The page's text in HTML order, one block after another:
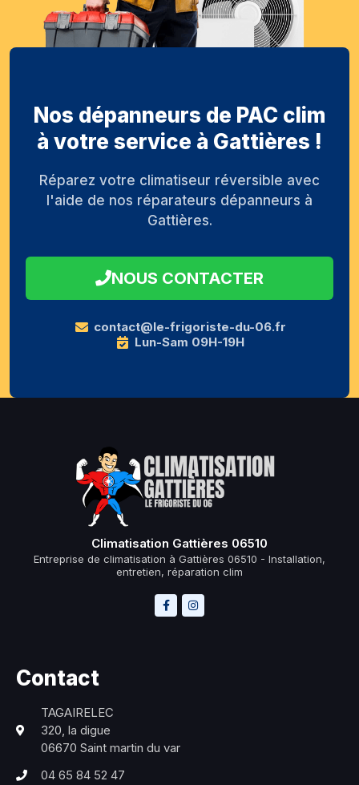
Nos dépanneurs de PAC clim
à votre service à Gattières !
Réparez votre climatiseur réversible avec
l'aide de nos réparateurs dépanneurs à
Gattières.
NOUS CONTACTER
contact@le-frigoriste-du-06.fr
Lun-Sam 09H-19H
Climatisation Gattières 06510
Entreprise de climatisation à Gattières 06510 - Installation,
entretien, réparation clim
Contact
TAGAIRELEC
320, la digue
06670 Saint martin du var
04 65 84 52 47